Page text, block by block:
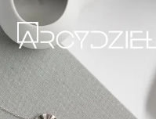
Przejdź
do
treści